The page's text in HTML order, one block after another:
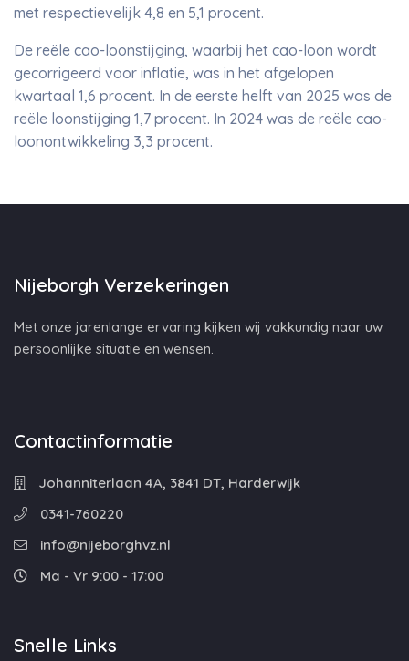
met respectievelijk 4,8 en 5,1 procent.
De reële cao-loonstijging, waarbij het cao-loon wordt
gecorrigeerd voor inflatie, was in het afgelopen
kwartaal 1,6 procent. In de eerste helft van 2025 was de
reële loonstijging 1,7 procent. In 2024 was de reële cao-
loonontwikkeling 3,3 procent.
Nijeborgh Verzekeringen
Met onze jarenlange ervaring kijken wij vakkundig naar uw
persoonlijke situatie en wensen.
Contactinformatie
Johanniterlaan 4A, 3841 DT, Harderwijk
0341-760220
info@nijeborghvz.nl
Ma - Vr 9:00 - 17:00
Snelle Links